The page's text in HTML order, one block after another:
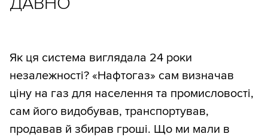
Як ця система виглядала 24 роки
незалежності? «Нафтогаз» сам визначав
ціну на газ для населення та промисловості,
сам його видобував, транспортував,
продавав й збирав гроші. Що ми мали в